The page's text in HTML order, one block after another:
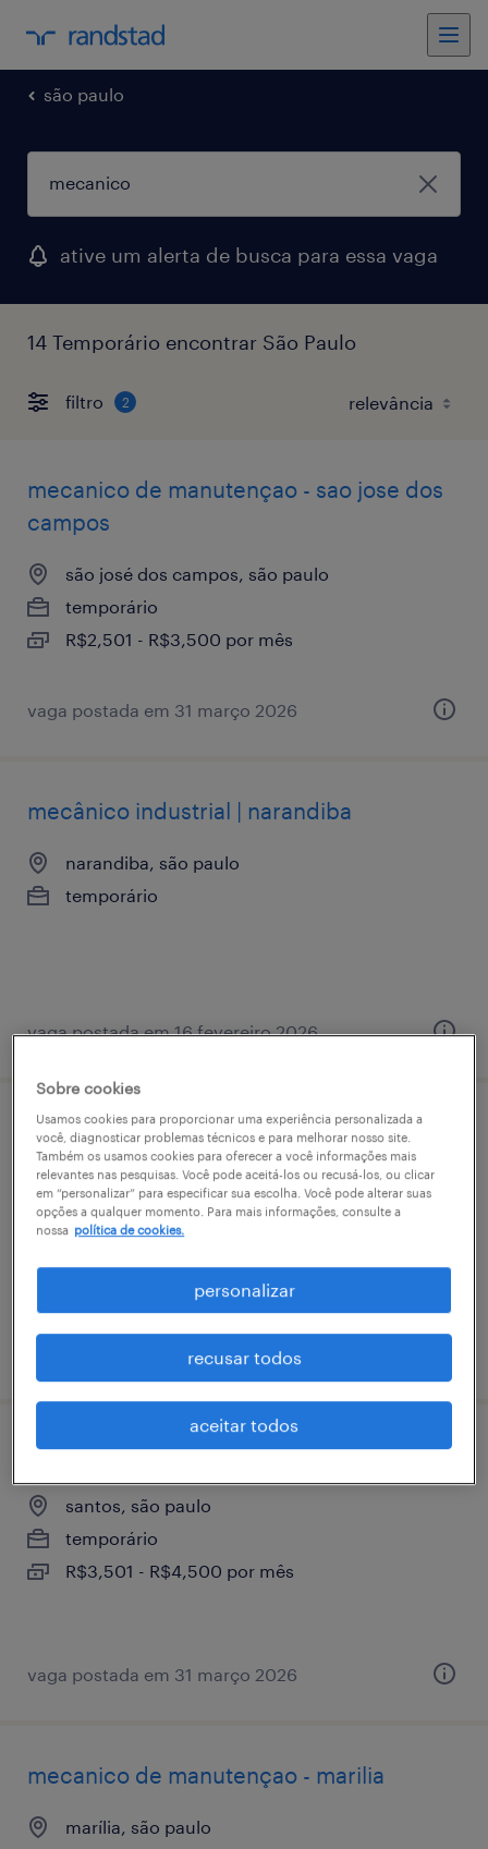
são paulo
ative um alerta de busca para essa vaga
14 Temporário encontrar São Paulo
filtro 2
mecanico de manutençao - sao jose dos
campos
são josé dos campos, são paulo
temporário
R$2,501 - R$3,500 por mês
vaga postada em 31 março 2026
mecânico industrial | narandiba
narandiba, são paulo
temporário
vaga postada em 16 fevereiro 2026
mecanico de manutençao - sumare
sumaré, são paulo
temporário
vaga postada em 31 março 2026
mecanico de manutençao - santos
santos, são paulo
temporário
R$3,501 - R$4,500 por mês
vaga postada em 31 março 2026
mecanico de manutençao - marilia
marília, são paulo
Sobre cookies
Usamos cookies para proporcionar uma experiência personalizada a
você, diagnosticar problemas técnicos e para melhorar nosso site.
Também os usamos cookies para oferecer a você informações mais
relevantes nas pesquisas. Você pode aceitá-los ou recusá-los, ou clicar
em “personalizar” para especificar sua escolha. Você pode alterar suas
opções a qualquer momento. Para mais informações, consulte a
nossa política de cookies.
personalizar
recusar todos
aceitar todos